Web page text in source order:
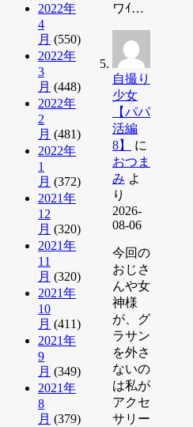
2022年
4
月 (550)
2022年
3
月 (448)
2022年
2
月 (481)
2022年
1
月 (372)
2021年
12
月 (320)
2021年
11
月 (320)
2021年
10
月 (411)
2021年
9
月 (349)
2021年
8
月 (379)
ワｲ…
自撮り
少女
【パパ
活編
8】
に
おつま
み よ
り
2026-
08-06
今回の
おじさ
んや女
神様
が、グ
ラサン
を外さ
ないの
は私が
アクセ
サリー